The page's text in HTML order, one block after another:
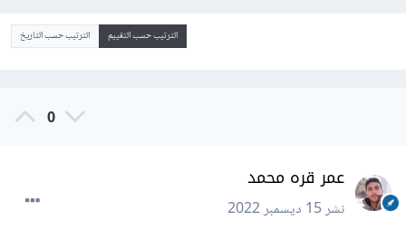
الترتيب حسب التقييم الترتيب حسب التاريخ
0
عمر قره محمد
نشر15 ديسمبر 2022